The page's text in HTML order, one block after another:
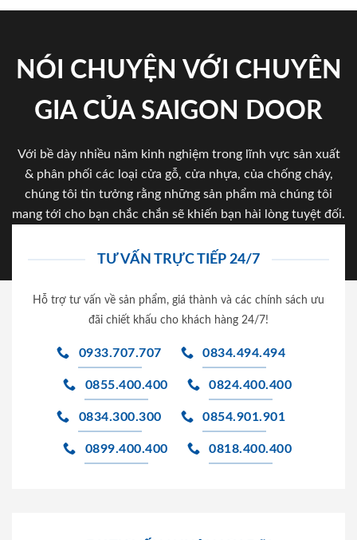
NÓI CHUYỆN VỚI CHUYÊN
GIA CỦA SAIGON DOOR
Với bề dày nhiều năm kinh nghiệm trong lĩnh vực sản xuất
& phân phối các loại cửa gỗ, cửa nhựa, của chống cháy,
chúng tôi tin tưởng rằng những sản phẩm mà chúng tôi
mang tới cho bạn chắc chắn sẽ khiến bạn hài lòng tuyệt đối.
TƯ VẤN TRỰC TIẾP 24/7
Hỗ trợ tư vấn về sản phẩm, giá thành và các chính sách ưu
đãi chiết khấu cho khách hàng 24/7!
0933.707.707 0834.494.494
0855.400.400 0824.400.400
0834.300.300 0854.901.901
0899.400.400 0818.400.400